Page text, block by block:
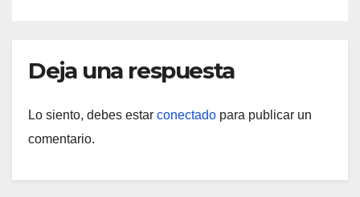
Deja una respuesta
Lo siento, debes estar conectado para publicar un
comentario.